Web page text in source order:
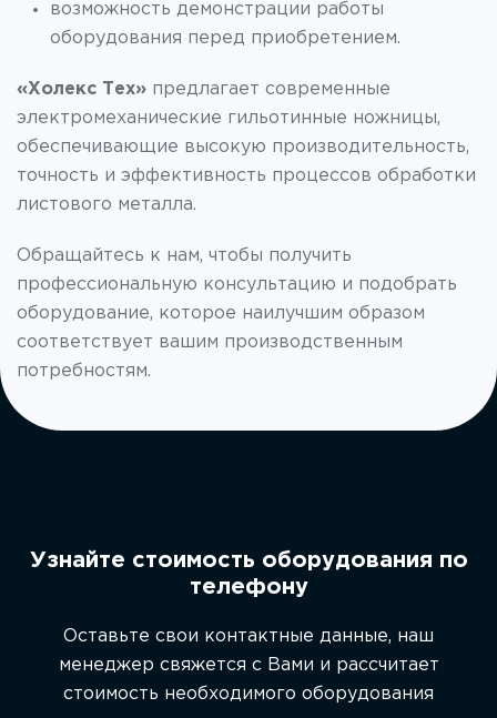
возможность демонстрации работы
оборудования перед приобретением.
«Холекс Тех» предлагает современные
электромеханические гильотинные ножницы,
обеспечивающие высокую производительность,
точность и эффективность процессов обработки
листового металла.
Обращайтесь к нам, чтобы получить
профессиональную консультацию и подобрать
оборудование, которое наилучшим образом
соответствует вашим производственным
потребностям.
Узнайте стоимость оборудования по
телефону
Оставьте свои контактные данные, наш
менеджер свяжется с Вами и рассчитает
стоимость необходимого оборудования